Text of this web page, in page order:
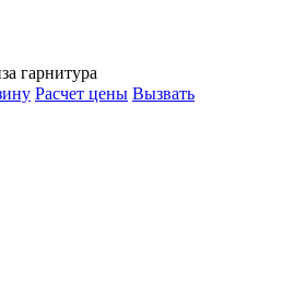
гарнитура
Расчет цены Вызвать